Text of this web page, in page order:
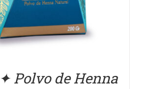
Polvo de Henna